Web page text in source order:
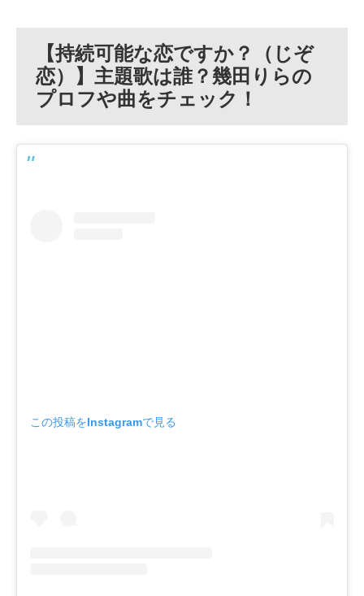
【持続可能な恋ですか？（じぞ
恋）】主題歌は誰？幾田りらの
プロフや曲をチェック！
この投稿をInstagramで見る